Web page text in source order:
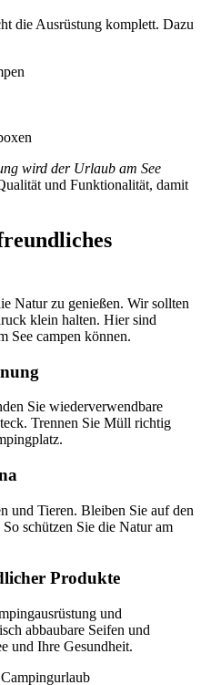
die Ausrüstung komplett. Dazu
wird der Urlaub am See
und Funktionalität, damit
Natur zu genießen. Wir sollten
klein halten. Hier sind
See campen können.
Sie wiederverwendbare
Trennen Sie Müll richtig
und Tieren. Bleiben Sie auf den
schützen Sie die Natur am
Produkte
und
abbaubare Seifen und
und Ihre Gesundheit.